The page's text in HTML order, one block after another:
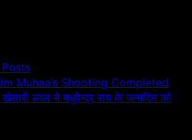
Muhaa’s Shooting Completed
लाल ने मधुवेन्द्र राय के जन्मदिन को